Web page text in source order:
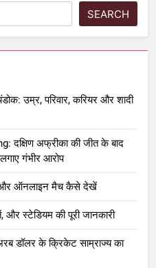
SEARCH
उम्र, परिवार, करियर और शादी
दक्षिण अफ्रीका की जीत के बाद
गंभीर आरोप
और ऑनलाइन मैच कैसे देखें
स्टेडियम की पूरी जानकारी
डॉलर के क्रिकेट साम्राज्य का
Worth 2026: 18.5 अरब डॉलर